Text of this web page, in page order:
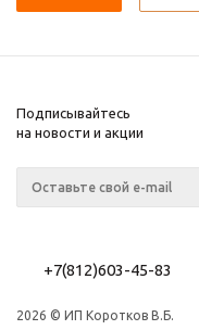
Подписывайтесь
на новости и акции
+7(812)603-45-83
2026 © ИП Коротков В.Б.